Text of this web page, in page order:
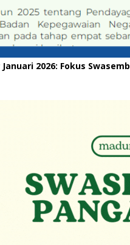
2026: Fokus